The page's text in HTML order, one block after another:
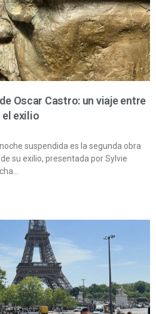
Oscar Castro: un viaje entre
el exilio
suspendida es la segunda obra
su exilio, presentada por Sylvie